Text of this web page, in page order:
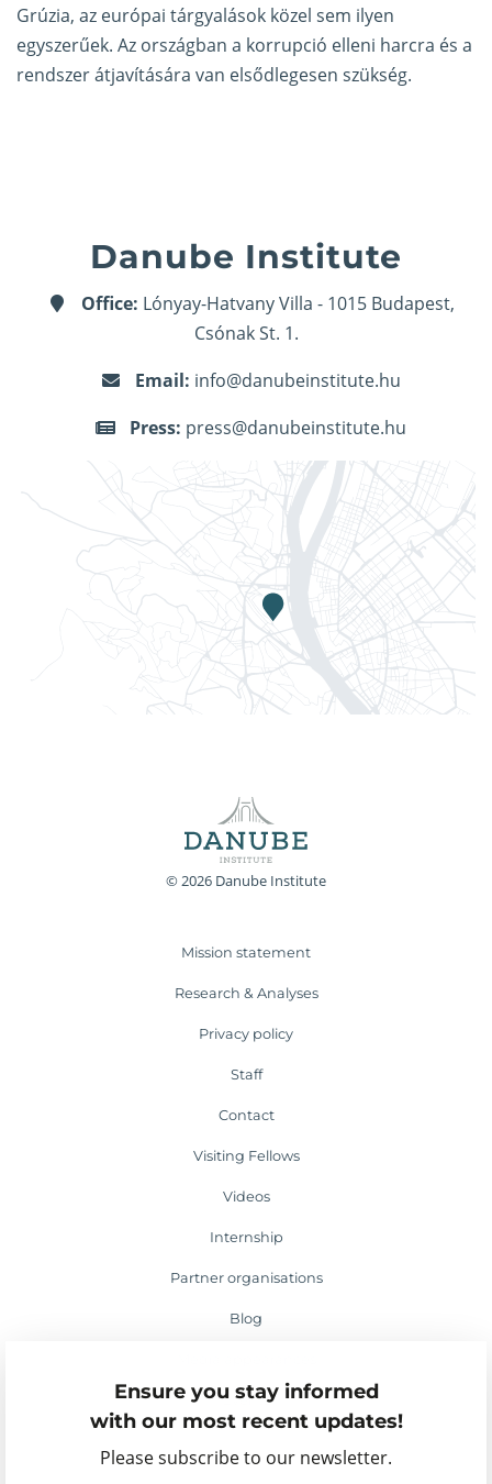
Ensure you stay informed
with our most recent updates!
Please subscribe to our newsletter.
Grúzia, az európai tárgyalások közel sem ilyen
egyszerűek. Az országban a korrupció elleni harcra és a
rendszer átjavítására van elsődlegesen szükség.
Danube Institute
Office: Lónyay-Hatvany Villa - 1015 Budapest,
Csónak St. 1.
Email: info@danubeinstitute.hu
Press: press@danubeinstitute.hu
© 2026 Danube Institute
Mission statement
Research & Analyses
Privacy policy
Staff
Contact
Visiting Fellows
Videos
Internship
Partner organisations
Blog
Events